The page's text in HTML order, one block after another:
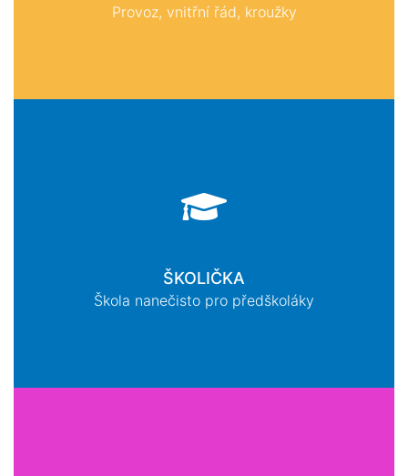
Provoz, vnitřní řád, kroužky
ŠKOLIČKA
Škola nanečisto pro předškoláky